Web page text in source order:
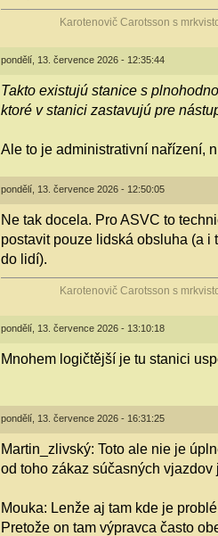
Karotenovič Carotsson s
pondělí, 13. července 2026 - 12:35:44
Takto existujú stanice s
ktoré v stanici zastavujú pre
Ale to je administrativní nařízení,
pondělí, 13. července 2026 - 12:50:05
Ne tak docela. Pro ASVC to
postavit pouze lidská obsluha (a i
do lidí).
Karotenovič Carotsson s
pondělí, 13. července 2026 - 13:10:18
Mnohem logičtější je tu stanici
pondělí, 13. července 2026 - 16:31:25
Martin_zlivský: Toto ale nie je
od toho zákaz súčasných
Mouka: Lenže aj tam kde je
Pretože on tam výpravca často